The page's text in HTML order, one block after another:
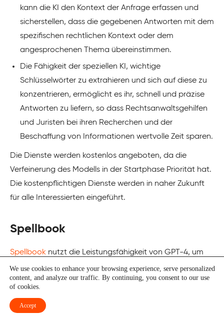
kann die KI den Kontext der Anfrage erfassen und
sicherstellen, dass die gegebenen Antworten mit dem
spezifischen rechtlichen Kontext oder dem
angesprochenen Thema übereinstimmen.
Die Fähigkeit der speziellen KI, wichtige
Schlüsselwörter zu extrahieren und sich auf diese zu
konzentrieren, ermöglicht es ihr, schnell und präzise
Antworten zu liefern, so dass Rechtsanwaltsgehilfen
und Juristen bei ihren Recherchen und der
Beschaffung von Informationen wertvolle Zeit sparen.
Die Dienste werden kostenlos angeboten, da die
Verfeinerung des Modells in der Startphase Priorität hat.
Die kostenpflichtigen Dienste werden in naher Zukunft
für alle Interessierten eingeführt.
Spellbook
Spellbook nutzt die Leistungsfähigkeit von GPT-4, um
Verträge und juristische Dokumente direkt in Microsoft
Word zu prüfen und Sprachvorschläge zu machen.
es umfassende Erkenntnisse für eine verbesserte
We use cookies to enhance your browsing experience, serve personalized
content, and analyze our traffic. By continuing, you consent to our use
of cookies.
Accept